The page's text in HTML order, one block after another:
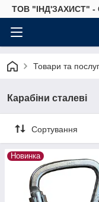
ТОВ "ІНД'ЗАХИСТ"
Товари та
Карабіни сталеві
Сортування
Новинка